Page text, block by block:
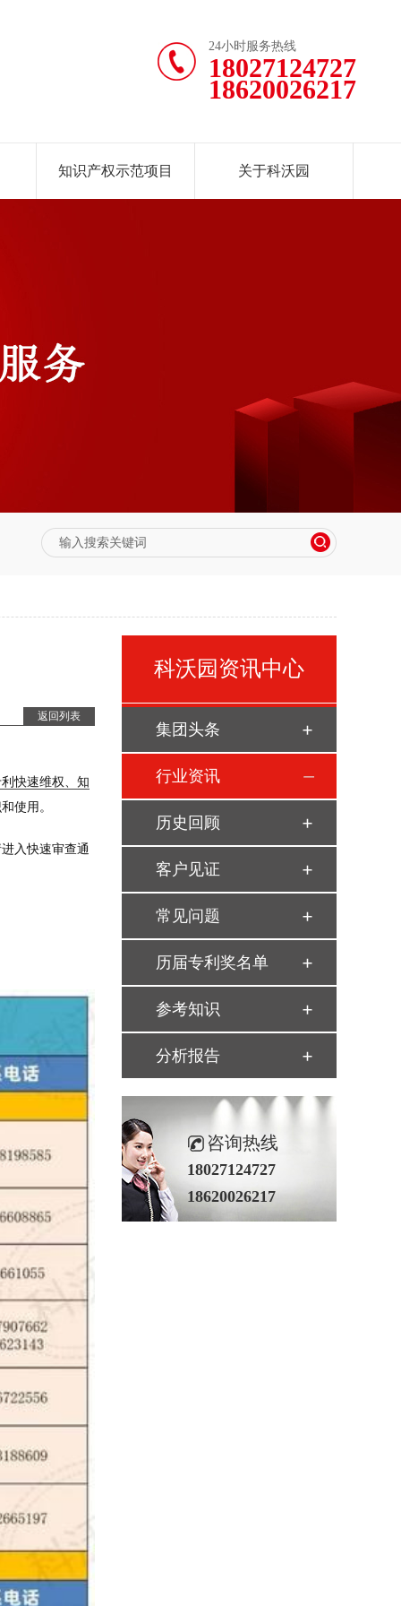
24小时服务热线
18027124727
18620026217
知识产权示范项目 关于科沃园
返回列表
快速维权、知
使用。
入快速审查通
科沃园资讯中心
集团头条
行业资讯
历史回顾
客户见证
常见问题
历届专利奖名单
参考知识
分析报告
咨询热线
18027124727
18620026217